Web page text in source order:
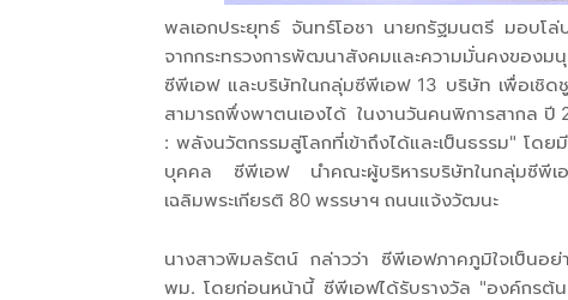
พลเอกประยุทธ์ จันทร์โอชา นายกรัฐมนตรี มอบโ
จากกระทรวงการพัฒนาสังคมและความมั่นคงของ
ซีพีเอฟ และบริษัทในกลุ่มซีพีเอฟ 13 บริษัท เพื่อเชิด
สามารถพึ่งพาตนเองได้ ในงานวันคนพิการสากล
: พลังนวัตกรรมสู่โลกที่เข้าถึงได้และเป็นธรรม" โ
บุคคล ซีพีเอฟ นำคณะผู้บริหารบริษัทในกลุ่มซีพี
เฉลิมพระเกียรติ 80 พรรษาฯ ถนนแจ้งวัฒนะ
นางสาวพิมลรัตน์ กล่าวว่า ซีพีเอฟภาคภูมิใจเป็นอ
พม. โดยก่อนหน้านี้ ซีพีเอฟได้รับรางวัล "องค์กร